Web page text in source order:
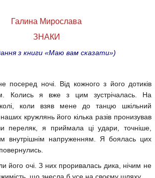
Галина Мирослава
ЗНАКИ
з книги «Маю вам сказати»)
посеред ночі. Від кожного з його дотиків
Колись я вже з цим зустрічалась. На
коли взяв мене до танцю шкільний
кружлянь його кілька разів пронизував
переляк, я приймала ці удари, точніше,
внутрішнім напруженням. Я боялась цих
його очі. З них проривалась дика, нічим не